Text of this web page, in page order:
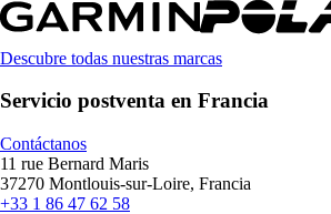
Descubre todas nuestras marcas
Servicio postventa en Francia
Contáctanos
11 rue Bernard Maris
37270 Montlouis-sur-Loire, Francia
+33 1 86 47 62 58